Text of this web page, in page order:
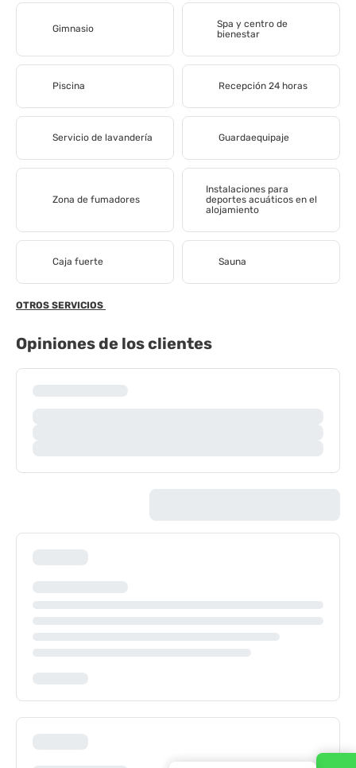
Gimnasio
Spa y centro de
bienestar
Piscina Recepción 24 horas
Servicio de lavandería Guardaequipaje
Zona de fumadores
Instalaciones para
deportes acuáticos en el
alojamiento
Caja fuerte Sauna
OTROS SERVICIOS
Opiniones de los clientes